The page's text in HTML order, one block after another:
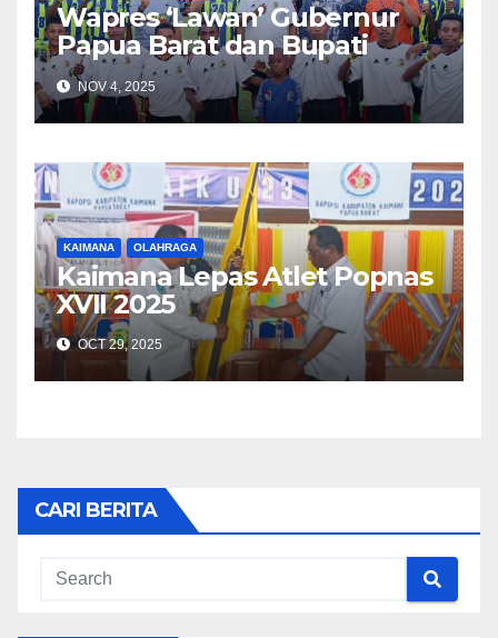
Wapres ‘Lawan’ Gubernur
Papua Barat dan Bupati
Manokwari
NOV 4, 2025
KAIMANA OLAHRAGA
Kaimana Lepas Atlet Popnas
XVII 2025
OCT 29, 2025
CARI BERITA